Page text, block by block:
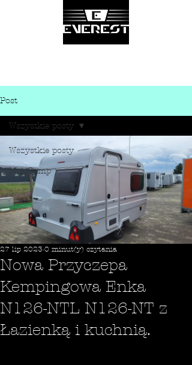
Post
Wszystkie posty
MiniCamp
Wszystkie posty
Nowa Przyczepa
Kempingowa Enka
N126-NTL N126-NT z
Łazienką i kuchnią.
27 lip 2023 0 minut(y) czytania